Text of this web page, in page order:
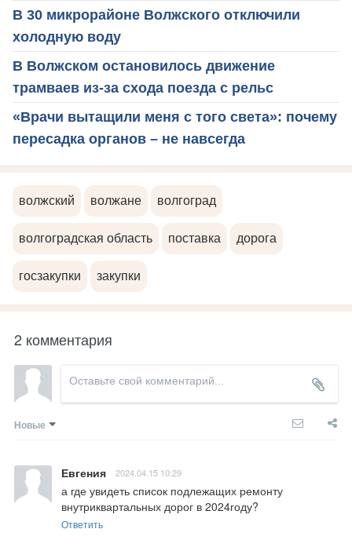
В 30 микрорайоне Волжского отключили
холодную воду
В Волжском остановилось движение
трамваев из-за схода поезда с рельс
«Врачи вытащили меня с того света»: почему
пересадка органов – не навсегда
волжский волжане волгоград
волгоградская область поставка дорога
госзакупки закупки
2 комментария
Новые
Евгения 2024.04.15 10:29
а где увидеть список подлежащих ремонту
внутриквартальных дорог в 2024году?
Ответить